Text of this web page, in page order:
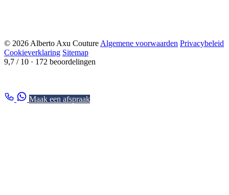
© 2026 Alberto Axu Couture Algemene voorwaarden Privacybeleid
Cookieverklaring Sitemap
9,7 / 10 · 172 beoordelingen
Maak een afspraak